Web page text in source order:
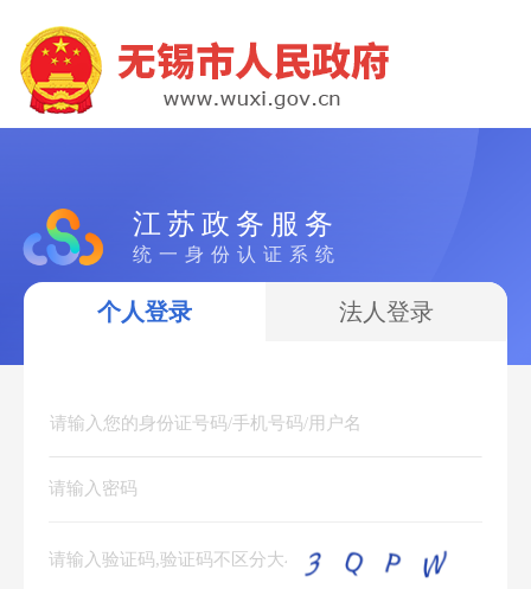
江苏政务服务
统一身份认证系统
个人登录 法人登录